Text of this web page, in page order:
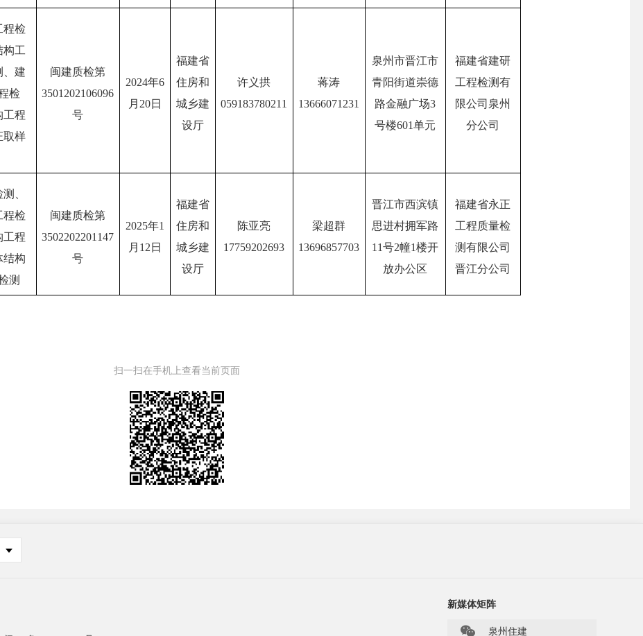
程检
构工
、建
检
工程
取样
闽建质检第
3501202106096
号
2024年6
月20日
福建省
住房和
城乡建
设厅
许义拱
059183780211
蒋涛
13666071231
泉州市晋江市
青阳街道崇德
路金融广场3
号楼601单元
福建省建研
工程检测有
限公司泉州
分公司
、
程检
工程
结构
测
闽建质检第
3502202201147
号
2025年1
月12日
福建省
住房和
城乡建
设厅
陈亚亮
17759202693
梁超群
13696857703
晋江市西滨镇
思进村拥军路
11号2幢1楼开
放办公区
福建省永正
工程质量检
测有限公司
晋江分公司
扫一扫在手机上查看当前页面
新媒体矩阵
泉州住建